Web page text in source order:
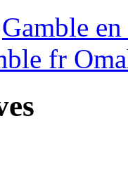
Gamble
fr